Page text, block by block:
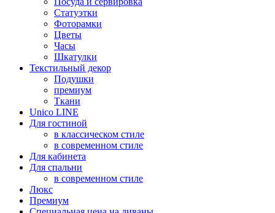
Статуэтки
Фоторамки
Цветы
Часы
Шкатулки
Текстильный декор
Подушки
премиум
Ткани
Unico LINE
Для гостиной
в классическом стиле
в современном стиле
Для кабинета
Для спальни
в современном стиле
Люкс
Премиум